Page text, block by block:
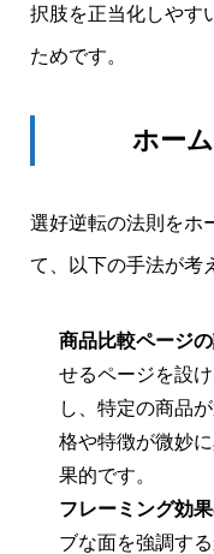
択肢を正当化しやす
ためです。
ホー
選好逆転の法則をホ
て、以下の手法が考
商品比較ページ
せるページを設
し、特定の商品
格や特徴が微妙
果的です。
フレーミング効
ブな面を強調す